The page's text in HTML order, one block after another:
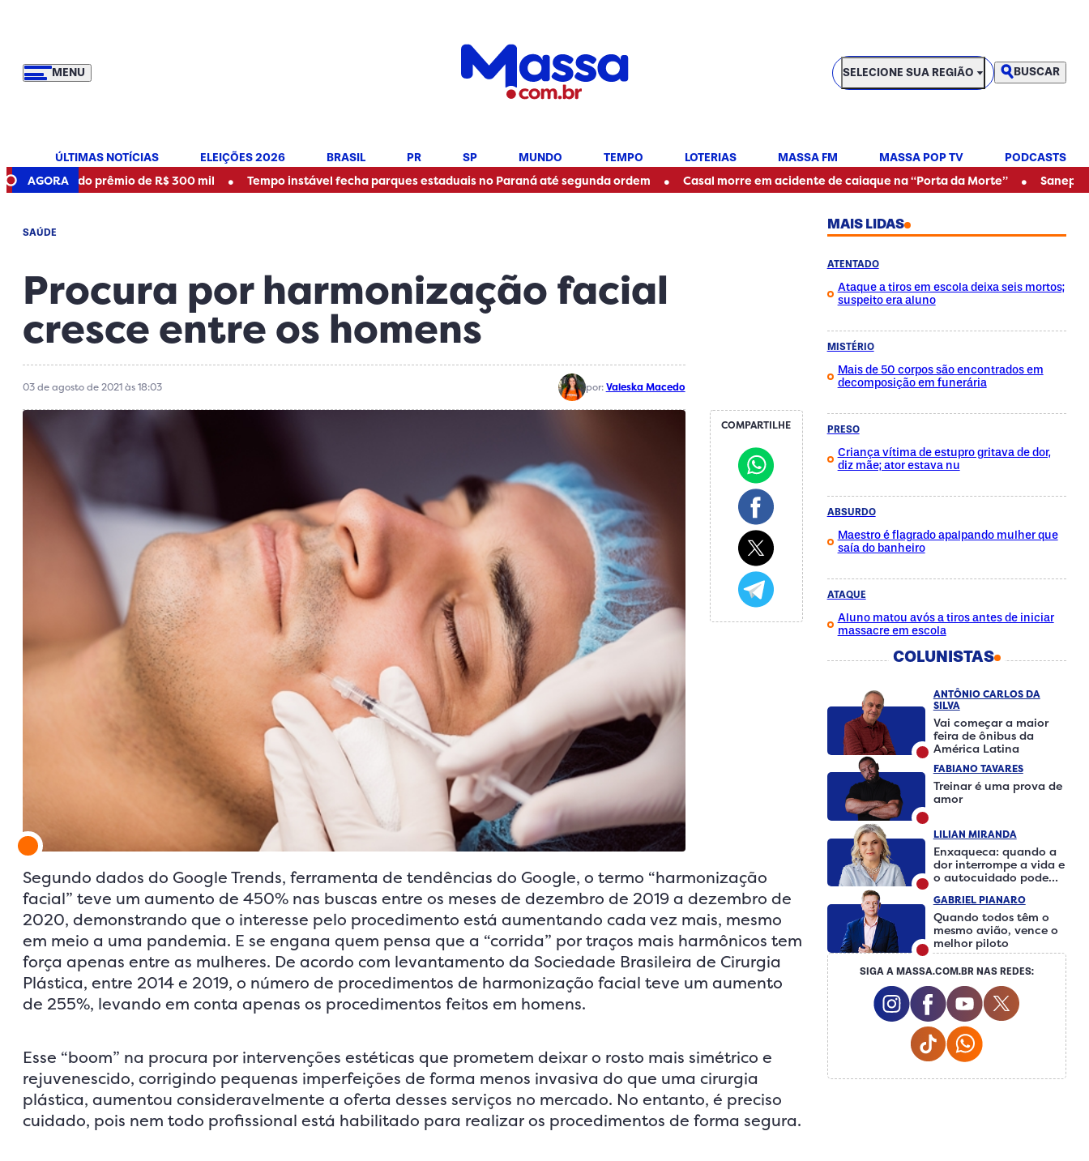
MENU
SELECIONE SUA REGIÃO
SELECIONE SUA REGIÃO BUSCAR
ÚLTIMAS NOTÍCIAS ELEIÇÕES 2026 BRASIL PR SP MUNDO TEMPO LOTERIAS MASSA FM MASSA POP TV PODCASTS
AGORA
do prêmio de R$ 300 mil • Tempo instável fecha parques estaduais no Paraná até segunda ordem • Casal morre em acidente de caiaque na “Porta da Morte” • Sanepar alerta
SAÚDE
Procura por harmonização facial
cresce entre os homens
03 de agosto de 2021 às 18:03 por:Valeska Macedo
COMPARTILHE
Segundo dados do Google Trends, ferramenta de tendências do Google, o termo “harmonização
facial” teve um aumento de 450% nas buscas entre os meses de dezembro de 2019 a dezembro de
2020, demonstrando que o interesse pelo procedimento está aumentando cada vez mais, mesmo
em meio a uma pandemia. E se engana quem pensa que a “corrida” por traços mais harmônicos tem
força apenas entre as mulheres. De acordo com levantamento da Sociedade Brasileira de Cirurgia
Plástica, entre 2014 e 2019, o número de procedimentos de harmonização facial teve um aumento
de 255%, levando em conta apenas os procedimentos feitos em homens.
Esse “boom” na procura por intervenções estéticas que prometem deixar o rosto mais simétrico e
rejuvenescido, corrigindo pequenas imperfeições de forma menos invasiva do que uma cirurgia
plástica, aumentou consideravelmente a oferta desses serviços no mercado. No entanto, é preciso
cuidado, pois nem todo profissional está habilitado para realizar os procedimentos de forma segura.
MAIS LIDAS
ATENTADO
Ataque a tiros em escola deixa seis mortos;
suspeito era aluno
MISTÉRIO
Mais de 50 corpos são encontrados em
decomposição em funerária
PRESO
Criança vítima de estupro gritava de dor,
diz mãe; ator estava nu
ABSURDO
Maestro é flagrado apalpando mulher que
saía do banheiro
ATAQUE
Aluno matou avós a tiros antes de iniciar
massacre em escola
COLUNISTAS
ANTÔNIO CARLOS DA
SILVA
Vai começar a maior
feira de ônibus da
América Latina
FABIANO TAVARES
Treinar é uma prova de
amor
LILIAN MIRANDA
Enxaqueca: quando a
dor interrompe a vida e
o autocuidado pode
GABRIEL PIANARO
Quando todos têm o
mesmo avião, vence o
melhor piloto
SIGA A MASSA.COM.BR NAS REDES:
Instagram Social Media
Facebook Social
Youtube Social
Twitter
Tiktok Social Media
Whatsapp